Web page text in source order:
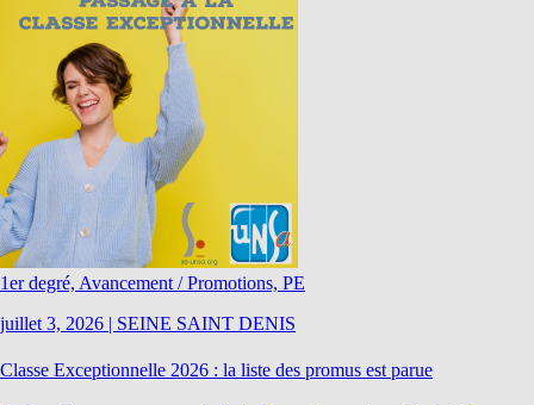
1er degré, Avancement / Promotions, PE
juillet 3, 2026 | SEINE SAINT DENIS
Classe Exceptionnelle 2026 : la liste des promus est parue